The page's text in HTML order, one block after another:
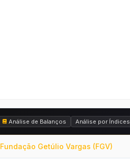
Análise de Balanços Análise por Índices
Fundação Getúlio Vargas (FGV)